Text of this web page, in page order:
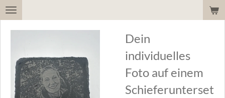
Zum
Dein
individuelles
Foto auf einem
Schieferunterset